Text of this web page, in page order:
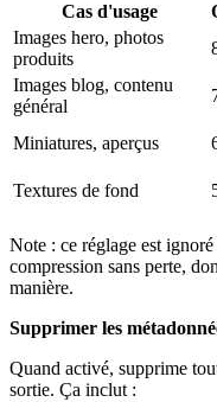
Cas d'usage
Images hero, photos
produits
Images blog, contenu
général
Miniatures, aperçus
Textures de fond
Note : ce réglage est
compression sans perte,
manière.
Supprimer les
Quand activé, supprime
sortie. Ça inclut :